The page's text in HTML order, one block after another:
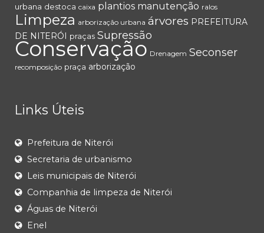
urbana destoca caixa plantios manutenção ralos
Limpeza arborização urbana árvores PREFEITURA
DE NITERÓI
praças Supressão
Conservação Drenagem Seconser
recomposição praça arborização
Links Úteis
Prefeitura de Niterói
Secretaria de urbanismo
Leis municipais de Niterói
Companhia de limpeza de Niterói
Águas de Niterói
Enel